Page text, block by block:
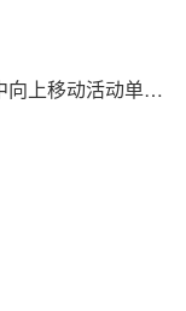
Excel 常用快捷键大全：在选择区域中向上移动活动单元格